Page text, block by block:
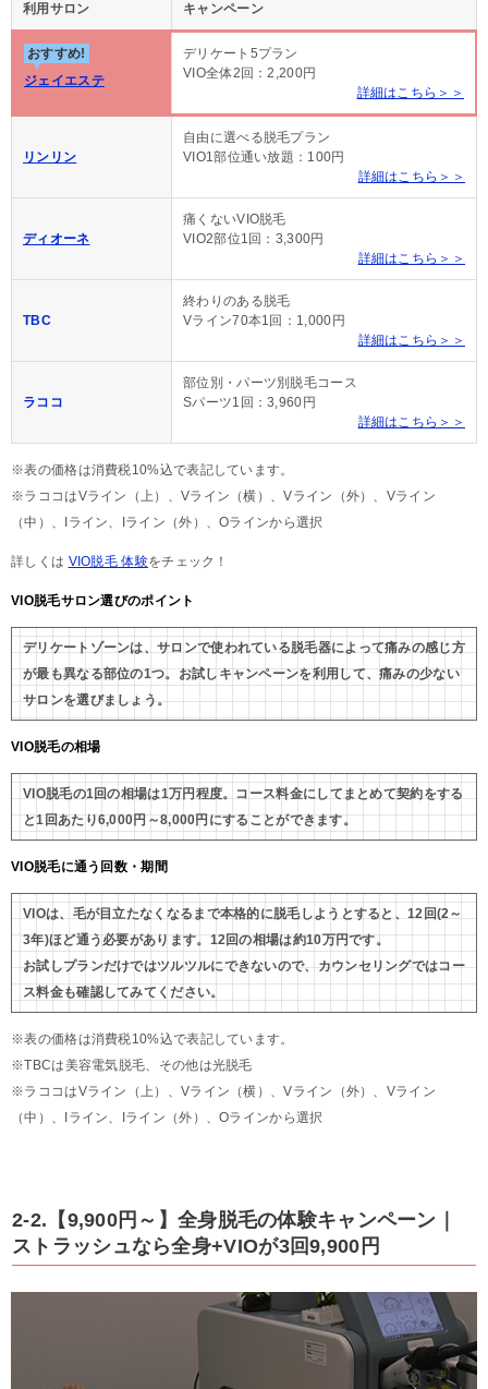
利用サロン キャンペーン
おすすめ!
ジェイエステ
デリケート5プラン
VIO全体2回：2,200円
詳細はこちら＞＞
リンリン
自由に選べる脱毛プラン
VIO1部位通い放題：100円
詳細はこちら＞＞
ディオーネ
痛くないVIO脱毛
VIO2部位1回：3,300円
詳細はこちら＞＞
TBC
終わりのある脱毛
Vライン70本1回：1,000円
詳細はこちら＞＞
ラココ
部位別・パーツ別脱毛コース
Sパーツ1回：3,960円
詳細はこちら＞＞
※表の価格は消費税10%込で表記しています。
※ラココはVライン（上）、Vライン（横）、Vライン（外）、Vライン
（中）、Iライン、Iライン（外）、Oラインから選択
詳しくは VIO脱毛 体験をチェック！
VIO脱毛サロン選びのポイント
デリケートゾーンは、サロンで使われている脱毛器によって痛みの感じ方
が最も異なる部位の1つ。お試しキャンペーンを利用して、痛みの少ない
サロンを選びましょう。
VIO脱毛の相場
VIO脱毛の1回の相場は1万円程度。コース料金にしてまとめて契約をする
と1回あたり6,000円～8,000円にすることができます。
VIO脱毛に通う回数・期間
VIOは、毛が目立たなくなるまで本格的に脱毛しようとすると、12回(2～
3年)ほど通う必要があります。12回の相場は約10万円です。
お試しプランだけではツルツルにできないので、カウンセリングではコー
ス料金も確認してみてください。
※表の価格は消費税10%込で表記しています。
※TBCは美容電気脱毛、その他は光脱毛
※ラココはVライン（上）、Vライン（横）、Vライン（外）、Vライン
（中）、Iライン、Iライン（外）、Oラインから選択
2-2.【9,900円～】全身脱毛の体験キャンペーン｜
ストラッシュなら全身+VIOが3回9,900円